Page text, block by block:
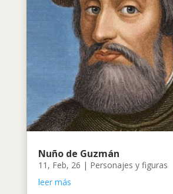
Nuño de Guzmán
11, Feb, 26 | Personajes y figuras
leer más